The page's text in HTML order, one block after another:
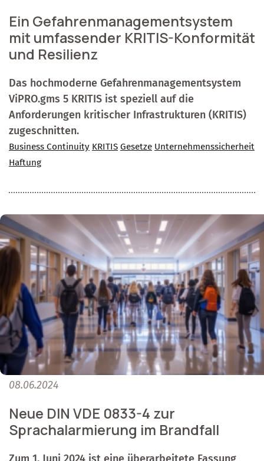
Ein Gefahrenmanagementsystem
mit umfassender KRITIS-Konformität
und Resilienz
Das hochmoderne Gefahrenmanagementsystem
ViPRO.gms 5 KRITIS ist speziell auf die
Anforderungen kritischer Infrastrukturen (KRITIS)
zugeschnitten.
Business Continuity KRITIS Gesetze Unternehmenssicherheit
Haftung
08.06.2024
Neue DIN VDE 0833-4 zur
Sprachalarmierung im Brandfall